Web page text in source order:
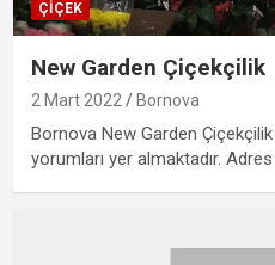
ÇIÇEK
New Garden Çiçekçilik
2 Mart 2022 Bornova
Bornova New Garden
yorumları yer almaktadır.